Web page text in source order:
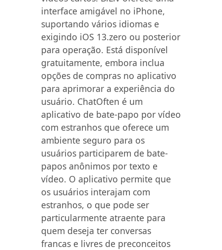
interface amigável no iPhone,
suportando vários idiomas e
exigindo iOS 13.zero ou posterior
para operação. Está disponível
gratuitamente, embora inclua
opções de compras no aplicativo
para aprimorar a experiência do
usuário. ChatOften é um
aplicativo de bate-papo por vídeo
com estranhos que oferece um
ambiente seguro para os
usuários participarem de bate-
papos anônimos por texto e
vídeo. O aplicativo permite que
os usuários interajam com
estranhos, o que pode ser
particularmente atraente para
quem deseja ter conversas
francas e livres de preconceitos